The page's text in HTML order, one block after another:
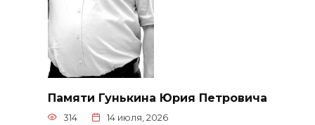
Памяти Гунькина Юрия Петровича
314 14 июля, 2026